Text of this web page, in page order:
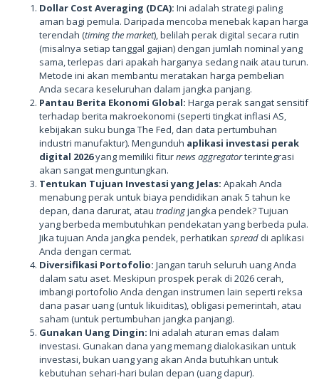
Dollar Cost Averaging (DCA): Ini adalah strategi paling
aman bagi pemula. Daripada mencoba menebak kapan harga
terendah (timing the market), belilah perak digital secara rutin
(misalnya setiap tanggal gajian) dengan jumlah nominal yang
sama, terlepas dari apakah harganya sedang naik atau turun.
Metode ini akan membantu meratakan harga pembelian
Anda secara keseluruhan dalam jangka panjang.
Pantau Berita Ekonomi Global: Harga perak sangat sensitif
terhadap berita makroekonomi (seperti tingkat inflasi AS,
kebijakan suku bunga The Fed, dan data pertumbuhan
industri manufaktur). Mengunduh aplikasi investasi perak
digital 2026yang memiliki fiturnews aggregatorterintegrasi
akan sangat menguntungkan.
Tentukan Tujuan Investasi yang Jelas: Apakah Anda
menabung perak untuk biaya pendidikan anak 5 tahun ke
depan, dana darurat, atau tradingjangka pendek? Tujuan
yang berbeda membutuhkan pendekatan yang berbeda pula.
Jika tujuan Anda jangka pendek, perhatikan spreaddi aplikasi
Anda dengan cermat.
Diversifikasi Portofolio: Jangan taruh seluruh uang Anda
dalam satu aset. Meskipun prospek perak di 2026 cerah,
imbangi portofolio Anda dengan instrumen lain seperti reksa
dana pasar uang (untuk likuiditas), obligasi pemerintah, atau
saham (untuk pertumbuhan jangka panjang).
Gunakan Uang Dingin: Ini adalah aturan emas dalam
investasi. Gunakan dana yang memang dialokasikan untuk
investasi, bukan uang yang akan Anda butuhkan untuk
kebutuhan sehari-hari bulan depan (uang dapur).